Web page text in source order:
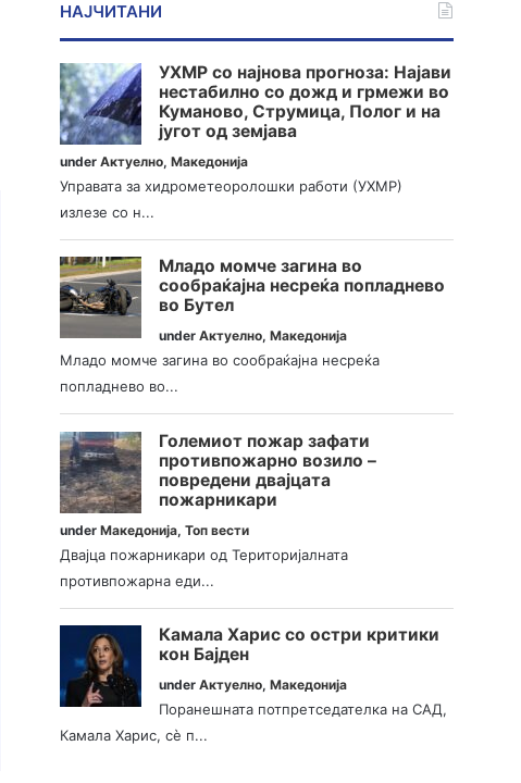
НАЈЧИТАНИ
УХМР со најнова прогноза: Најави
нестабилно со дожд и грмежи во
Куманово, Струмица, Полог и на
југот од земјава
underАктуелно,Македонија
Управата за хидрометеоролошки работи (УХМР)
излезе со н...
Младо момче загина во
сообраќајна несреќа попладнево
во Бутел
underАктуелно,Македонија
Младо момче загина во сообраќајна несреќа
попладнево во...
Големиот пожар зафати
противпожарно возило –
повредени двајцата
пожарникари
underМакедонија,Топ вести
Двајца пожарникари од Територијалната
противпожарна еди...
Камала Харис со остри критики
кон Бајден
underАктуелно,Македонија
Поранешната потпретседателка на САД,
Камала Харис, сè п...